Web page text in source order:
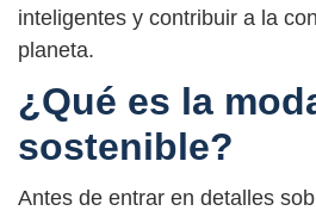
inteligentes y contribuir a la
planeta.
¿Qué es la
sostenible?
Antes de entrar en detalles